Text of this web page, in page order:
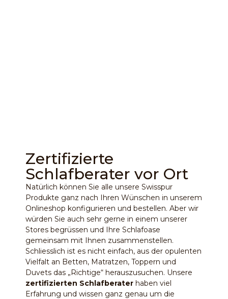
Zertifizierte
Schlafberater vor Ort
Natürlich können Sie alle unsere Swisspur
Produkte ganz nach Ihren Wünschen in unserem
Onlineshop konfigurieren und bestellen. Aber wir
würden Sie auch sehr gerne in einem unserer
Stores begrüssen und Ihre Schlafoase
gemeinsam mit Ihnen zusammenstellen.
Schliesslich ist es nicht einfach, aus der opulenten
Vielfalt an Betten, Matratzen, Toppern und
Duvets das „Richtige“ herauszusuchen. Unsere
zertifizierten Schlafberater haben viel
Erfahrung und wissen ganz genau um die